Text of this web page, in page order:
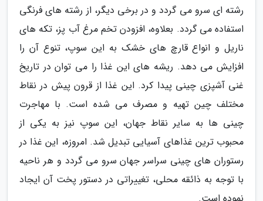
رشته ای سرو می گردد و در برخی دیگر، از رشته های فرنگی
استفاده می گردد. بعلاوه، افزودن تخم مرغ آب پز، تکه های
ناریل و انواع قارچ های خشک به این سوپ، تنوع آن را
افزایش می دهد. ریشه های این غذا را می توان در تاریخ
غنی آشپزی چینی پیدا کرد. این غذا از قرون پیش در نقاط
مختلف چین تهیه و مصرف می شده است. با مهاجرت
چینی ها به سایر نقاط جهان، این سوپ نیز به یکی از
محبوب ترین غذاهای آسیایی تبدیل شد. امروزه، این غذا در
رستوران های چینی سراسر جهان سرو می گردد و هر ناحیه
با توجه به ذائقه محلی، تغییراتی در دستور پخت آن ایجاد